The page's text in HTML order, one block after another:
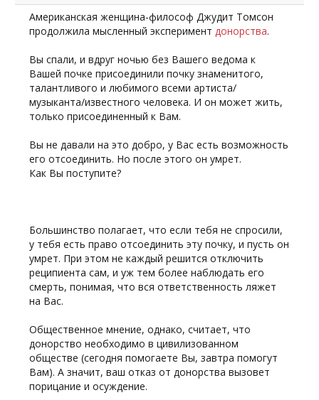
Американская женщина-философ Джудит Томсон
продолжила мысленный эксперимент донорства.
Вы спали, и вдруг ночью без Вашего ведома к
Вашей почке присоединили почку знаменитого,
талантливого и любимого всеми артиста/
музыканта/известного человека. И он может жить,
только присоединенный к Вам.
Вы не давали на это добро, у Вас есть возможность
его отсоединить. Но после этого он умрет.
Как Вы поступите?
Большинство полагает, что если тебя не спросили,
у тебя есть право отсоединить эту почку, и пусть он
умрет. При этом не каждый решится отключить
реципиента сам, и уж тем более наблюдать его
смерть, понимая, что вся ответственность ляжет
на Вас.
Общественное мнение, однако, считает, что
донорство необходимо в цивилизованном
обществе (сегодня помогаете Вы, завтра помогут
Вам). А значит, ваш отказ от донорства вызовет
порицание и осуждение.